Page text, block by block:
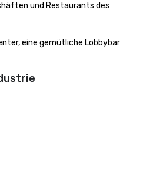
und Restaurants des
eine gemütliche Lobbybar